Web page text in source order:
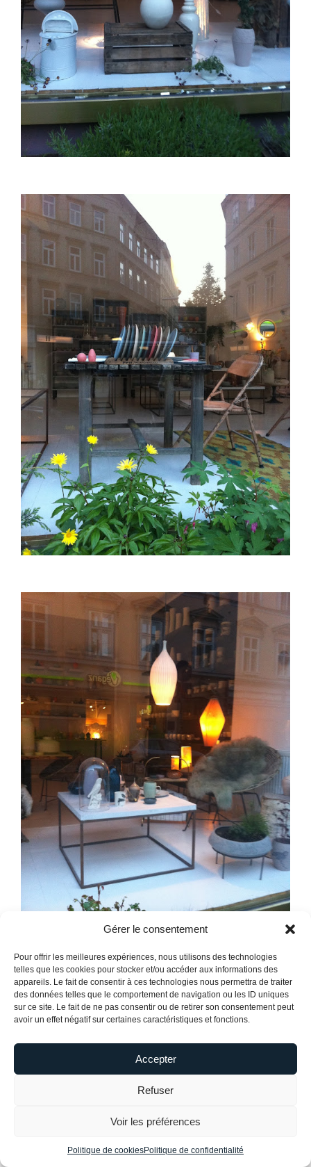
Gérer le consentement
Pour offrir les meilleures expériences, nous utilisons des technologies
telles que les cookies pour stocker et/ou accéder aux informations des
appareils. Le fait de consentir à ces technologies nous permettra de traiter
des données telles que le comportement de navigation ou les ID uniques
sur ce site. Le fait de ne pas consentir ou de retirer son consentement peut
avoir un effet négatif sur certaines caractéristiques et fonctions.
Accepter
Refuser
Voir les préférences
Politique de cookiesPolitique de confidentialité